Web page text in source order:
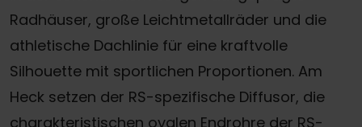
Radhäuser, große Leichtmetallräder und die
athletische Dachlinie für eine kraftvolle
Silhouette mit sportlichen Proportionen. Am
Heck setzen der RS-spezifische Diffusor, die
charakteristischen ovalen Endrohre der RS-